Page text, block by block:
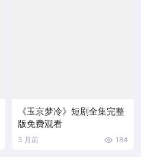
《玉京梦冷》短剧全集完整
版免费观看
3 月前 184